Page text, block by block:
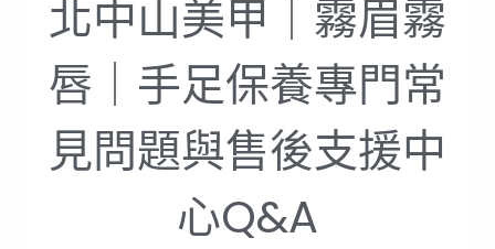
北中山美甲｜霧眉霧
唇｜手足保養專門常
見問題與售後支援中
心Q&A